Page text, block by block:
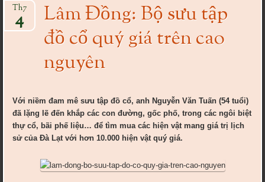
Lâm Đồng: Bộ sưu tập
đồ cổ quý giá trên cao
nguyên
Th7
4
Với niềm đam mê sưu tập đồ cổ, anh Nguyễn Văn Tuấn (54 tuổi)
đã lặng lẽ đến khắp các con đường, gốc phố, trong các ngôi biệt
thự cổ, bãi phế liệu… để tìm mua các hiện vật mang giá trị lịch
sử của Đà Lạt với hơn 10.000 hiện vật quý giá.